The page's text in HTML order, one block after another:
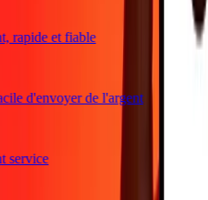
et fiable
d'envoyer de l'argent